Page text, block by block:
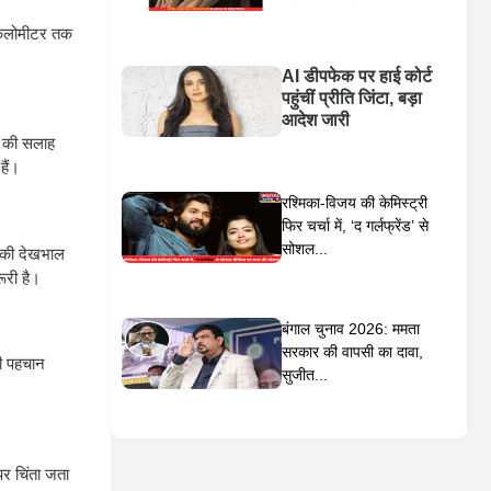
तक
सलाह
की देखभाल
है।
चिंता जता
AI डीपफेक पर हाई कोर्ट
पहुंचीं प्रीति जिंटा, बड़ा
आदेश जारी
रश्मिका-विजय की केमिस्ट्री
फिर चर्चा में, ‘द गर्लफ्रेंड’ से
सोशल...
बंगाल चुनाव 2026: ममता
सरकार की वापसी का दावा,
सुजीत...